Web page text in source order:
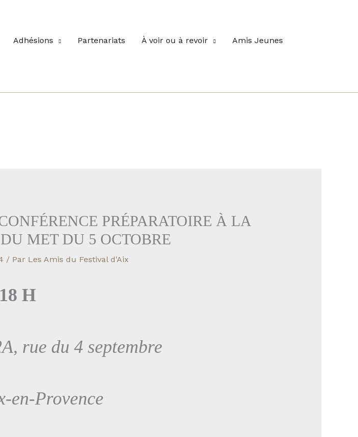
Adhésions Partenariats À voir ou à revoir
Amis Jeunes
PRÉPARATOIRE À LA
MET DU 5 OCTOBRE
/ Par Les Amis du Festival d'Aix
18 H
rue du 4 septembre
en-Provence